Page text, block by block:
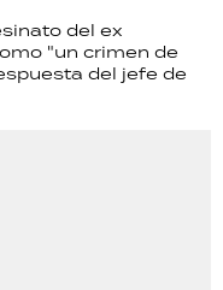
del ex
"un crimen de
del jefe de